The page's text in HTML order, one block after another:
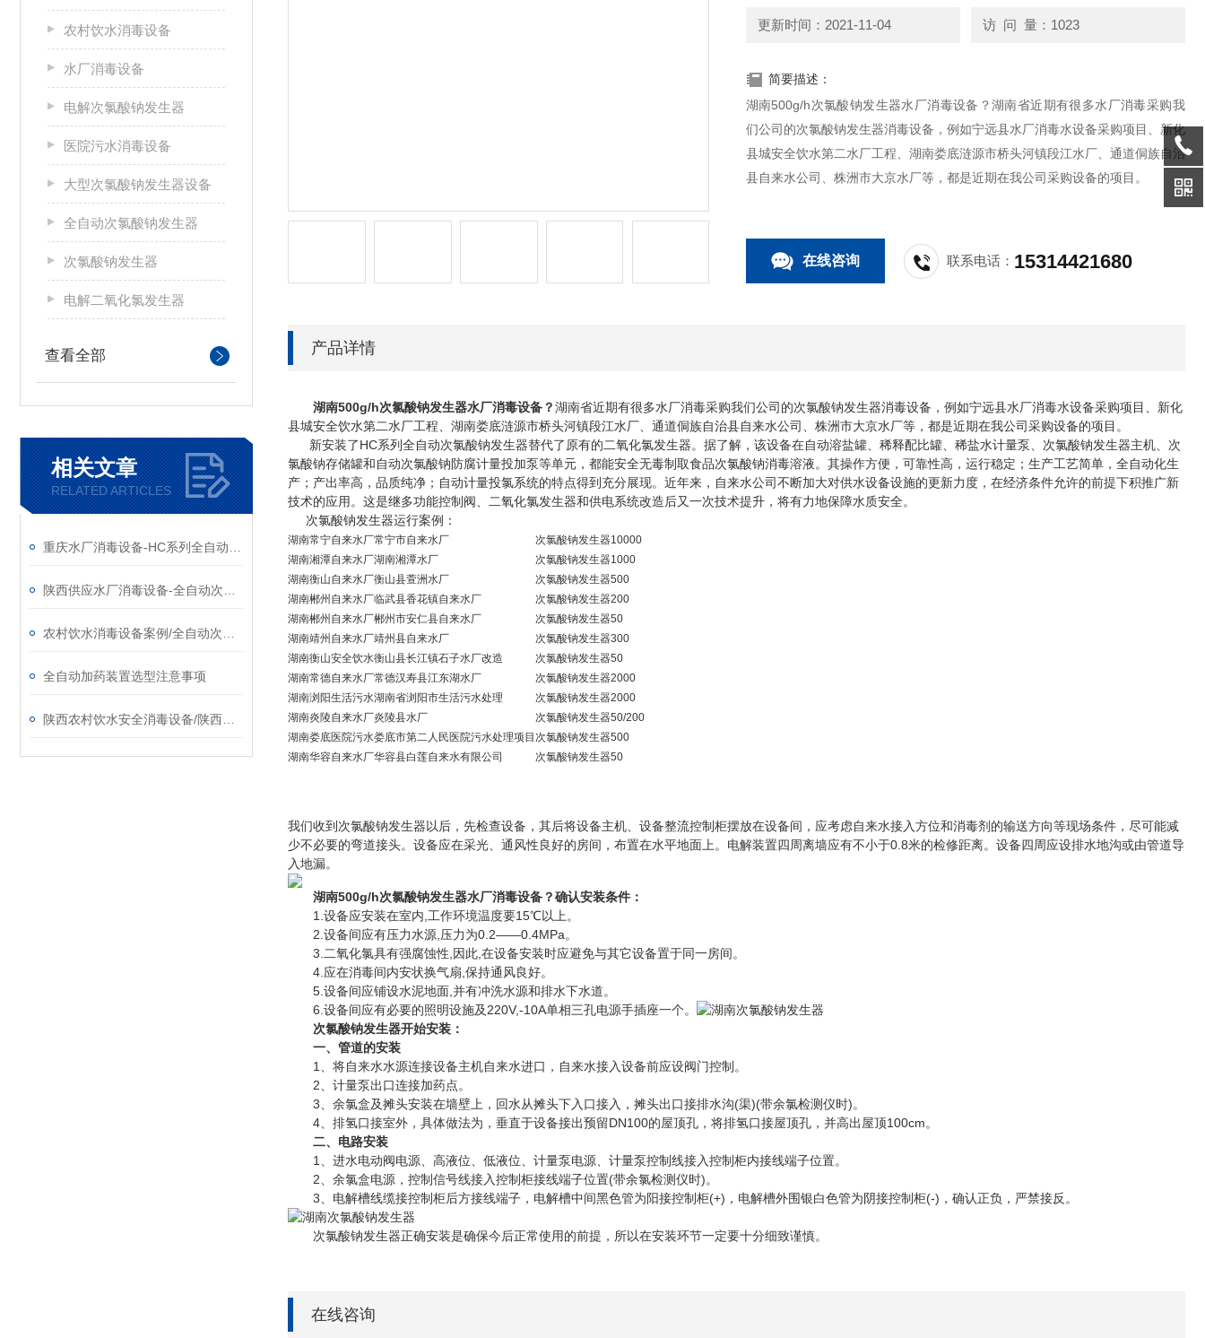
农村饮水消毒设备
水厂消毒设备
电解次氯酸钠发生器
医院污水消毒设备
大型次氯酸钠发生器设备
全自动次氯酸钠发生器
次氯酸钠发生器
电解二氧化氯发生器
查看全部
相关文章
RELATED ARTICLES
全自动加药装置选型注意事项
更新时间：2021-11-04 访 问 量：1023
简要描述：
湖南500g/h次氯酸钠发生器水厂消毒设备？湖南省近期有很多水厂消毒采购我
们公司的次氯酸钠发生器消毒设备，例如宁远县水厂消毒水设备采购项目、新化
县城安全饮水第二水厂工程、湖南娄底涟源市桥头河镇段江水厂、通道侗族自治
县自来水公司、株洲市大京水厂等，都是近期在我公司采购设备的项目。
在线咨询 联系电话： 15314421680
产品详情
湖南500g/h次氯酸钠发生器水厂消毒设备？湖南省近期有很多水厂消毒采购我们公司的次氯酸钠发生器消毒设备，例如宁远县水厂消毒水设备采购项目、新化
县城安全饮水第二水厂工程、湖南娄底涟源市桥头河镇段江水厂、通道侗族自治县自来水公司、株洲市大京水厂等，都是近期在我公司采购设备的项目。
新安装了HC系列全自动次氯酸钠发生器替代了原有的二氧化氯发生器。据了解，该设备在自动溶盐罐、稀释配比罐、稀盐水计量泵、次氯酸钠发生器主机、次
氯酸钠存储罐和自动次氯酸钠防腐计量投加泵等单元，都能安全无毒制取食品次氯酸钠消毒溶液。其操作方便，可靠性高，运行稳定；生产工艺简单，全自动化生
产；产出率高，品质纯净；自动计量投氯系统的特点得到充分展现。近年来，自来水公司不断加大对供水设备设施的更新力度，在经济条件允许的前提下积推广新
技术的应用。这是继多功能控制阀、二氧化氯发生器和供电系统改造后又一次技术提升，将有力地保障水质安全。
次氯酸钠发生器运行案例：
湖南常宁自来水厂常宁市自来水厂 次氯酸钠发生器10000
湖南湘潭自来水厂湖南湘潭水厂 次氯酸钠发生器1000
湖南衡山自来水厂衡山县萱洲水厂 次氯酸钠发生器500
湖南郴州 自来水厂临武县香花镇自来水厂 次氯酸钠发生器200
湖南郴州 自来水厂郴州市安仁县自来水厂 次氯酸钠发生器50
湖南靖州 自来水厂靖州县自来水厂 次氯酸钠发生器300
湖南衡山安全饮水衡山县长江镇石子水厂改造 次氯酸钠发生器50
湖南常德自来水厂常德汉寿县江东湖水厂 次氯酸钠发生器2000
湖南浏阳生活污水湖南省浏阳市生活污水处理 次氯酸钠发生器2000
湖南炎陵自来水厂炎陵县水厂 次氯酸钠发生器50/200
湖南娄底医院污水娄底市第二人民医院污水处理项目 次氯酸钠发生器500
湖南华容自来水厂华容县白莲自来水有限公司 次氯酸钠发生器50
我们收到次氯酸钠发生器以后，先检查设备，其后将设备主机、设备整流控制柜摆放在设备间，应考虑自来水接入方位和消毒剂的输送方向等现场条件，尽可能减
少不必要的弯道接头。设备应在采光、通风性良好的房间，布置在水平地面上。电解装置四周离墙应有不小于0.8米的检修距离。设备四周应设排水地沟或由管道导
入地漏。
湖南500g/h次氯酸钠发生器水厂消毒设备？确认安装条件：
1.设备应安装在室内,工作环境温度要15℃以上。
2.设备间应有压力水源,压力为0.2——0.4MPa。
3.二氧化氯具有强腐蚀性,因此,在设备安装时应避免与其它设备置于同一房间。
4.应在消毒间内安状换气扇,保持通风良好。
5.设备间应铺设水泥地面,并有冲洗水源和排水下水道。
6.设备间应有必要的照明设施及220V,-10A单相三孔电源手插座一个。
次氯酸钠发生器开始安装：
一、管道的安装
1、将自来水水源连接设备主机自来水进口，自来水接入设备前应设阀门控制。
2、计量泵出口连接加药点。
3、余氯盒及摊头安装在墙壁上，回水从摊头下入口接入，摊头出口接排水沟(渠)(带余氯检测仪时)。
4、排氢口接室外，具体做法为，垂直于设备接出预留DN100的屋顶孔，将排氢口接屋顶孔，并高出屋顶100cm。
二、电路安装
1、进水电动阀电源、高液位、低液位、计量泵电源、计量泵控制线接入控制柜内接线端子位置。
2、余氯盒电源，控制信号线接入控制柜接线端子位置(带余氯检测仪时)。
3、电解槽线缆接控制柜后方接线端子，电解槽中间黑色管为阳接控制柜(+)，电解槽外围银白色管为阴接控制柜(-)，确认正负，严禁接反。
次氯酸钠发生器正确安装是确保今后正常使用的前提，所以在安装环节一定要十分细致谨慎。
在线咨询